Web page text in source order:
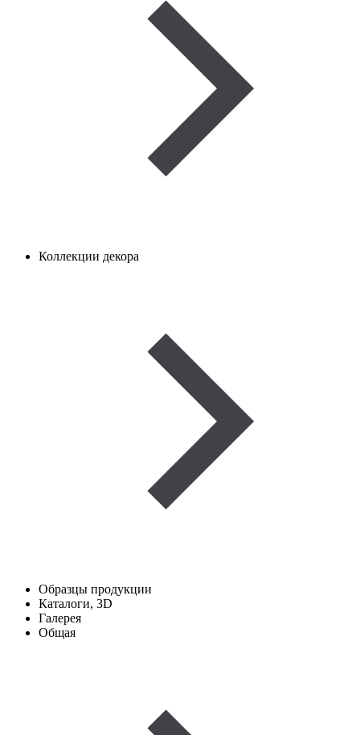
Коллекции декора
Образцы продукции
Каталоги, 3D
Галерея
Общая